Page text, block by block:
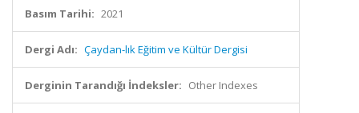
Basım Tarihi: 2021
Dergi Adı: Çaydan-lık Eğitim ve Kültür Dergisi
Derginin Tarandığı İndeksler: Other Indexes